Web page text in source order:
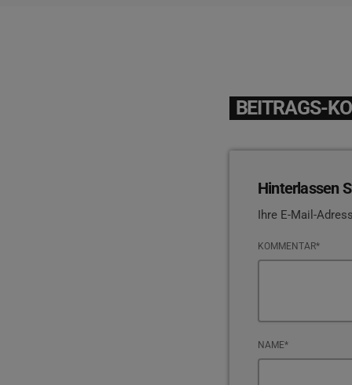
BEITRAGS-
Hinterlassen
Ihre E-Mail-
KOMMENTAR*
NAME*